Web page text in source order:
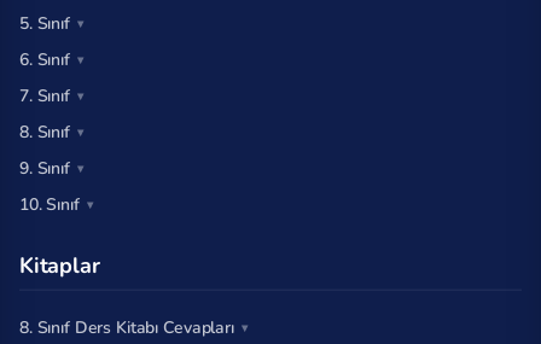
5. Sınıf
6. Sınıf
7. Sınıf
8. Sınıf
9. Sınıf
10. Sınıf
Kitaplar
8. Sınıf Ders Kitabı Cevapları